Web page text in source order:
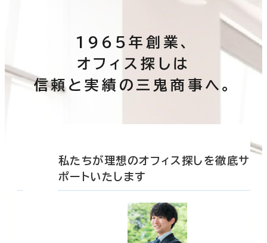
1965年創業、
オフィス探しは
信頼と実績の三鬼商事へ。
私たちが理想のオフィス探しを徹底サ
ポートいたします